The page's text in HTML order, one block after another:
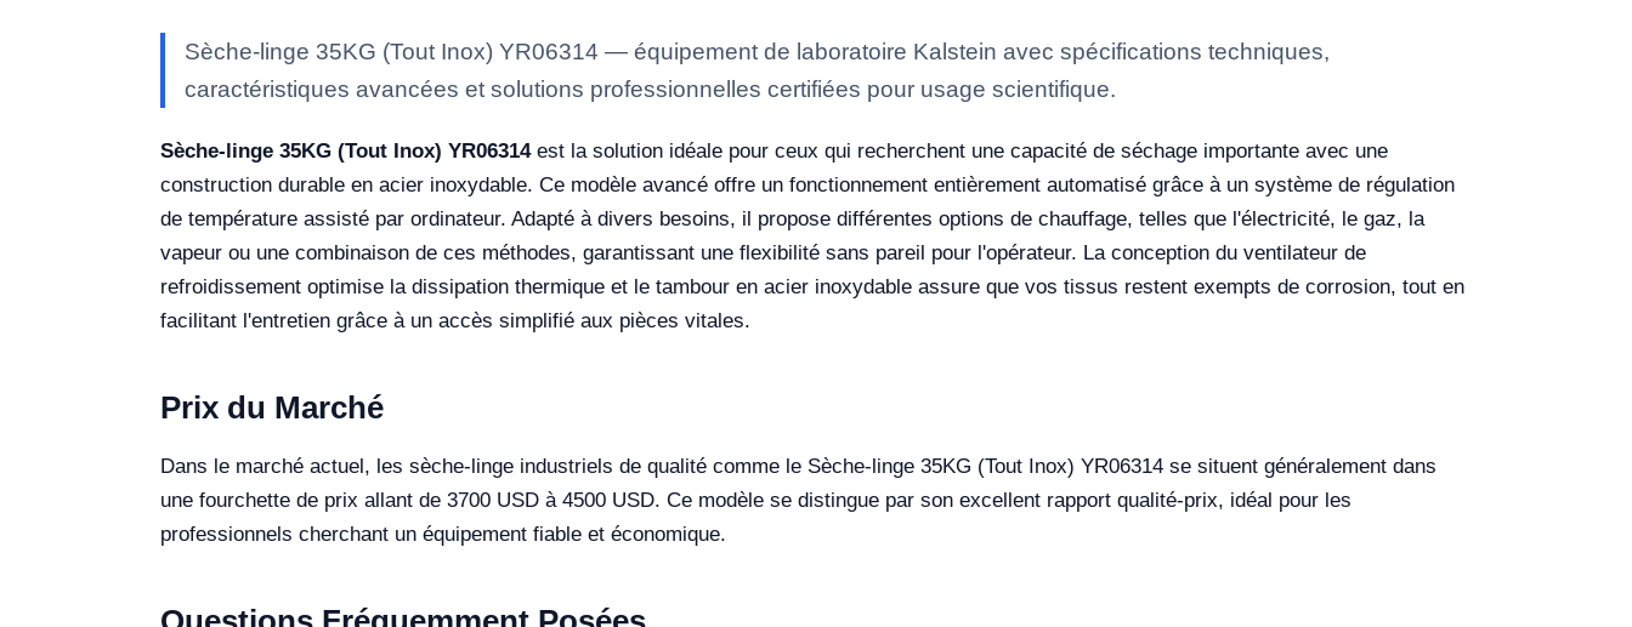
Sèche-linge 35KG (Tout Inox) YR06314 — équipement de laboratoire Kalstein avec spécifications techniques,
caractéristiques avancées et solutions professionnelles certifiées pour usage scientifique.
Sèche-linge 35KG (Tout Inox) YR06314est la solution idéale pour ceux qui recherchent une capacité de séchage importante avec une
construction durable en acier inoxydable. Ce modèle avancé offre un fonctionnement entièrement automatisé grâce à un système de régulation
de température assisté par ordinateur. Adapté à divers besoins, il propose différentes options de chauffage, telles que l'électricité, le gaz, la
vapeur ou une combinaison de ces méthodes, garantissant une flexibilité sans pareil pour l'opérateur. La conception du ventilateur de
refroidissement optimise la dissipation thermique et le tambour en acier inoxydable assure que vos tissus restent exempts de corrosion, tout en
facilitant l'entretien grâce à un accès simplifié aux pièces vitales.
Prix du Marché
Dans le marché actuel, les sèche-linge industriels de qualité comme le Sèche-linge 35KG (Tout Inox) YR06314 se situent généralement dans
une fourchette de prix allant de 3700 USD à 4500 USD. Ce modèle se distingue par son excellent rapport qualité-prix, idéal pour les
professionnels cherchant un équipement fiable et économique.